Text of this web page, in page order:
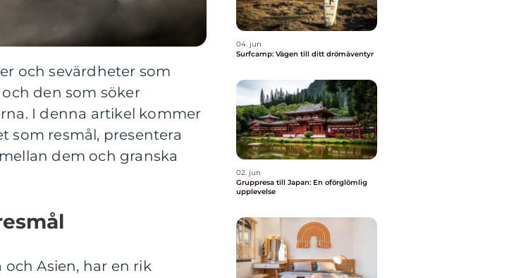
och sevärdheter som
den som söker
I denna artikel kommer
som resmål, presentera
dem och granska
Asien, har en rik
04. jun
Surfcamp: Vägen till ditt drömäventyr
02. jun
Gruppresa till Japan: En oförglömlig
upplevelse